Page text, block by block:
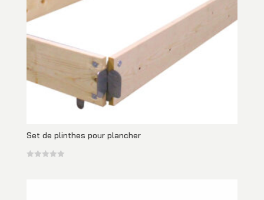
Set de plinthes pour plancher